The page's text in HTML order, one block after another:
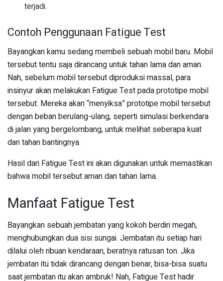
terjadi.
Contoh Penggunaan Fatigue Test
Bayangkan kamu sedang membeli sebuah mobil baru. Mobil
tersebut tentu saja dirancang untuk tahan lama dan aman.
Nah, sebelum mobil tersebut diproduksi massal, para
insinyur akan melakukan Fatigue Test pada prototipe mobil
tersebut. Mereka akan “menyiksa” prototipe mobil tersebut
dengan beban berulang-ulang, seperti simulasi berkendara
di jalan yang bergelombang, untuk melihat seberapa kuat
dan tahan bantingnya.
Hasil dari Fatigue Test ini akan digunakan untuk memastikan
bahwa mobil tersebut aman dan tahan lama.
Manfaat Fatigue Test
Bayangkan sebuah jembatan yang kokoh berdiri megah,
menghubungkan dua sisi sungai. Jembatan itu setiap hari
dilalui oleh ribuan kendaraan, beratnya ratusan ton. Jika
jembatan itu tidak dirancang dengan benar, bisa-bisa suatu
saat jembatan itu akan ambruk! Nah, Fatigue Test hadir